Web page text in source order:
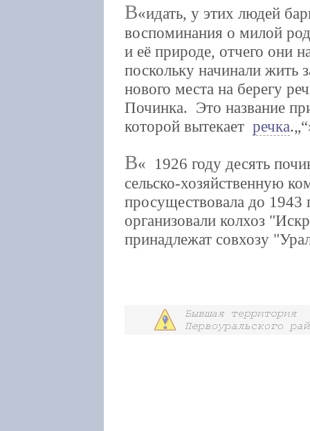
В идать, у этих людей
воспоминания о милой
и её природе, отчего они
поскольку начинали
нового места на берегу
Починка. Это название
которой вытекает речка.
В
1926 году десять
сельско-хозяйственную
просуществовала до 1943
организовали колхоз
принадлежат совхозу